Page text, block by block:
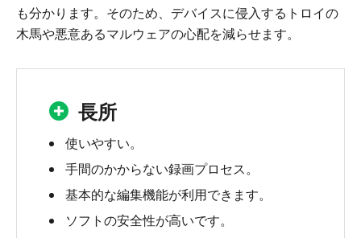
も分かります。そのため、デバイスに侵入するトロイの
木馬や悪意あるマルウェアの心配を減らせます。
長所
使いやすい。
手間のかからない録画プロセス。
基本的な編集機能が利用できます。
ソフトの安全性が高いです。